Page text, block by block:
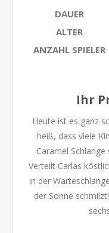
DAUER
ALTER
ANZAHL SPIELER
Ihr
Heute ist es ganz
heiß, dass viele
Caramel
Verteilt Carlas
in der
der Sonne